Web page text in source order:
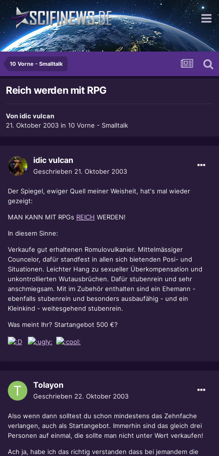
...wipe them out - all of them!
10 Vorne - Smalltalk
Reich werden mit RPG
Vonidic vulcan
21. Oktober 2003 in 10 Vorne - Smalltalk
idic vulcan
Geschrieben 21. Oktober 2003
Der Spiegel, ewiger Quell meiner Weisheit, hat's mal wieder
gezeigt:
MAN KANN MIT RPGs REICH WERDEN!
In diesem Sinne:
Verkaufe gut erhaltenen Romulovulkanier. Mittelmässiger
Councelor, dafür standfest in allen sich bietenden Posi- und
Situationen. Leichter Hang zu sexueller Überkompensation und
unkontrollierten Wutausbrüchen. Dafür stubenrein und sehr
anschmiegsam. Mit im Zubehör enthalten sind ein Ehemann -
ebenfalls stubenrein und besonders ausbaufähig - und ein
Kleinkind - weitesgehend stubenrein.
Was meint Ihr? Startangebot 500 €?
Tolayon
Geschrieben 22. Oktober 2003
Also wenn dann solltest du schon mindestens das Zehnfache
verlangen, auch als Startangebot. Immerhin sind das gleich drei
Personen auf einmal, die sollte man nicht unter Wert verkaufen!
Ach ja, habe ich das richtig verstanden dass bei jemandem die